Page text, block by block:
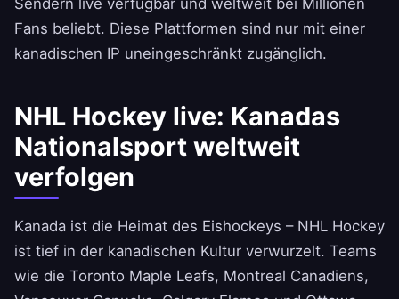
Sendern live verfügbar und weltweit bei Millionen
Fans beliebt. Diese Plattformen sind nur mit einer
kanadischen IP uneingeschränkt zugänglich.
NHL Hockey live: Kanadas
Nationalsport weltweit
verfolgen
Kanada ist die Heimat des Eishockeys – NHL Hockey
ist tief in der kanadischen Kultur verwurzelt. Teams
wie die Toronto Maple Leafs, Montreal Canadiens,